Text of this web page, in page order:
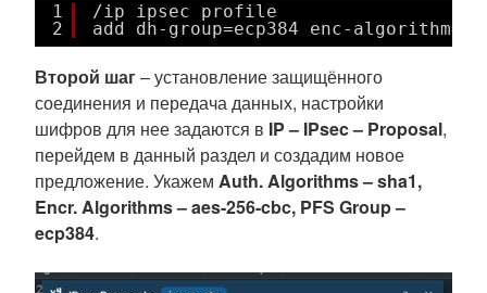
1
2
/ip ipsec profile
add dh-group=ecp384 enc-
Второй шаг– установление защищённого
соединения и передача данных, настройки
шифров для нее задаются в IP – IPsec – Proposal,
перейдем в данный раздел и создадим новое
предложение. Укажем Auth. Algorithms – sha1,
Encr. Algorithms – aes-256-cbc, PFS Group –
ecp384.